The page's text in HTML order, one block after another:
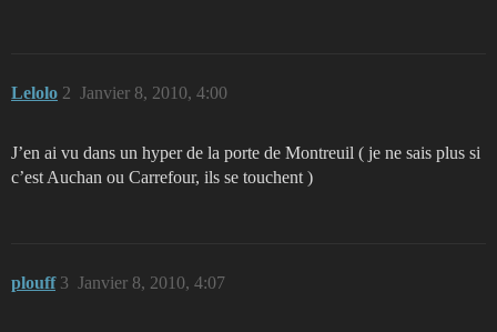
Lelolo Janvier 8, 2010, 4:00
2
J’en ai vu dans un hyper de la porte de Montreuil ( je ne sais plus si
c’est Auchan ou Carrefour, ils se touchent )
plouff Janvier 8, 2010, 4:07
3